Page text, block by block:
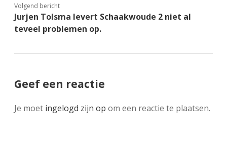
Volgend bericht
Jurjen Tolsma levert Schaakwoude 2 niet al
teveel problemen op.
Geef een reactie
Je moet ingelogd zijn op om een reactie te plaatsen.